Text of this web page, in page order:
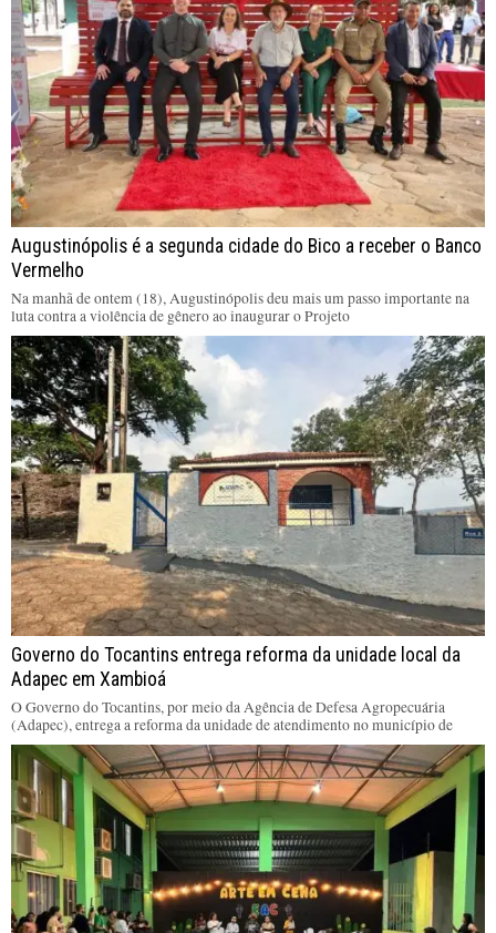
Augustinópolis é a segunda cidade do Bico a receber o Banco
Vermelho
Na manhã de ontem (18), Augustinópolis deu mais um passo importante na
luta contra a violência de gênero ao inaugurar o Projeto
Governo do Tocantins entrega reforma da unidade local da
Adapec em Xambioá
O Governo do Tocantins, por meio da Agência de Defesa Agropecuária
(Adapec), entrega a reforma da unidade de atendimento no município de